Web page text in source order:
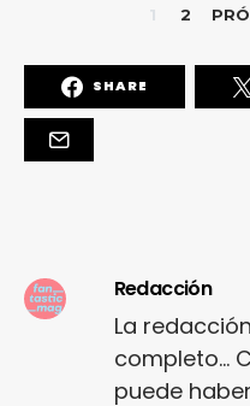
1 2
SHARE
Redacción
La
completo...
puede